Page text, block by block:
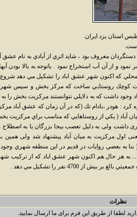
استان یزد ایران.
معروف بود ، شايد اثري از آبادي به نام عشق
و از آن آب استخراج نمود . باتوجه به بالا بودن
كه اكنون شهر عشق اباد را تشكيل مي دهد
كوچك روستايي ساخت كه مركز بخش و سپس شهر
وجود داشت كه به دلايلي نتوانستند مركزيت بخش را
كرد : هودر ،‌بادام تك (که در آن زمان که عشق آباد
آباد ( يكي از روستاهايي كه مناسب براي مركزيت
داشت ولی به دلیل تعصب بیجا بزرگان یا به
اول مرکزیت به میان آباد پیشنهاد شد ولی همین
( بنا به بعضي روايات در قديم در اين منطقه شهري
به هر حال هم اكنون شهر عشق اباد كه از تركيب
از 4700 نفر را تشكيل مي دهد .
نظرات
لطفا از طریق این فرم برای ما ارسال نمایید.